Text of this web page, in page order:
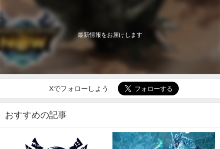
最新情報をお届けします
Xでフォローしよう
おすすめの記事